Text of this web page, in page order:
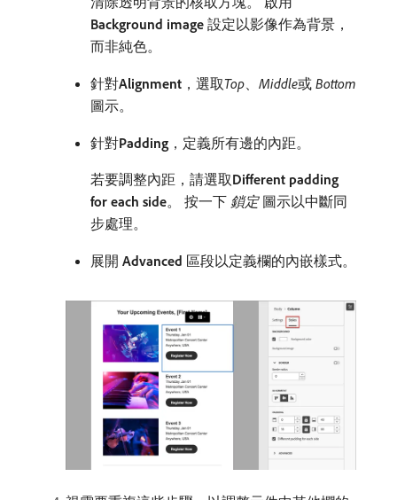
Background image ​設定以影像作為背景，
而非純色。
針對​Alignment ，選取​Top、 Middle​或​ Bottom
​圖示。
針對​Padding ，定義所有邊的內距。
若要調整內距，請選取​Different padding
for each side。 按一下​ 鎖定​圖示以中斷同
步處理。
展開​ Advanced ​區段以定義欄的內嵌樣式。